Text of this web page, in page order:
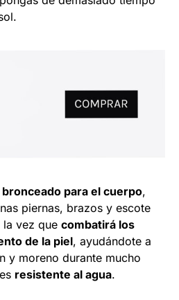
para el cuerpo,
piernas, brazos y escote
vez que combatirá los
de la piel, ayudándote a
y moreno durante mucho
resistente al agua.